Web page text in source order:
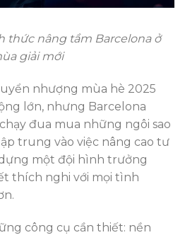
thức nâng tầm Barcelona ở
giải mới
nhượng mùa hè 2025
lớn, nhưng Barcelona
đua mua những ngôi sao
trung vào việc nâng cao tư
một đội hình trưởng
thích nghi với mọi tình
công cụ cần thiết: nền